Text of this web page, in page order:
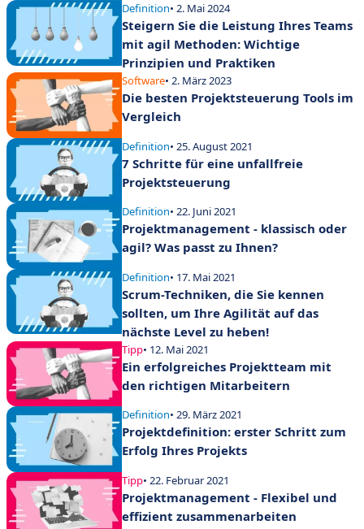
Definition• 2. Mai 2024
Steigern Sie die Leistung Ihres Teams
mit agil Methoden: Wichtige
Prinzipien und Praktiken
Software• 2. März 2023
Die besten Projektsteuerung Tools im
Vergleich
Definition• 25. August 2021
7 Schritte für eine unfallfreie
Projektsteuerung
Definition• 22. Juni 2021
Projektmanagement - klassisch oder
agil? Was passt zu Ihnen?
Definition• 17. Mai 2021
Scrum-Techniken, die Sie kennen
sollten, um Ihre Agilität auf das
nächste Level zu heben!
Tipp• 12. Mai 2021
Ein erfolgreiches Projektteam mit
den richtigen Mitarbeitern
Definition• 29. März 2021
Projektdefinition: erster Schritt zum
Erfolg Ihres Projekts
Tipp• 22. Februar 2021
Projektmanagement - Flexibel und
effizient zusammenarbeiten